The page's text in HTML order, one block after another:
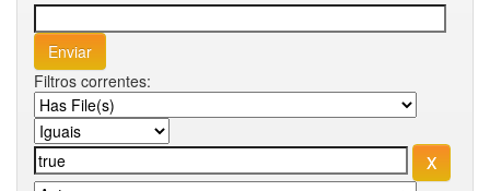
Filtros correntes: